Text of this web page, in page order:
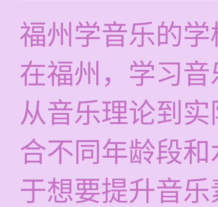
福州学音乐的
在福州，学习
从音乐理论到
合不同年龄段
于想要提升音